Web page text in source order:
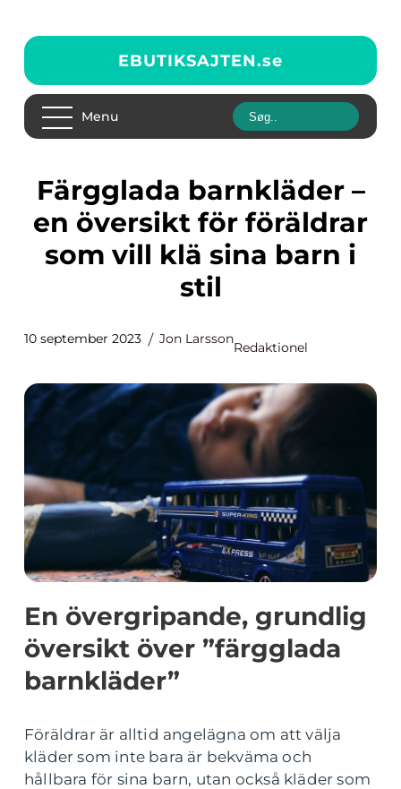
EBUTIKSAJTEN.se
Menu
Färgglada barnkläder –
en översikt för föräldrar
som vill klä sina barn i
stil
10 september 2023 Jon Larsson
Redaktionel
En övergripande, grundlig
översikt över ”färgglada
barnkläder”
Föräldrar är alltid angelägna om att välja
kläder som inte bara är bekväma och
hållbara för sina barn, utan också kläder som